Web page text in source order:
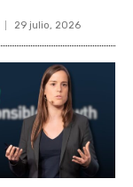
29 julio, 2026